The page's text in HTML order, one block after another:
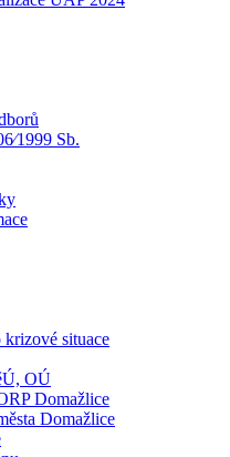
Sb.
situace
OÚ
Domažlice
Domažlice